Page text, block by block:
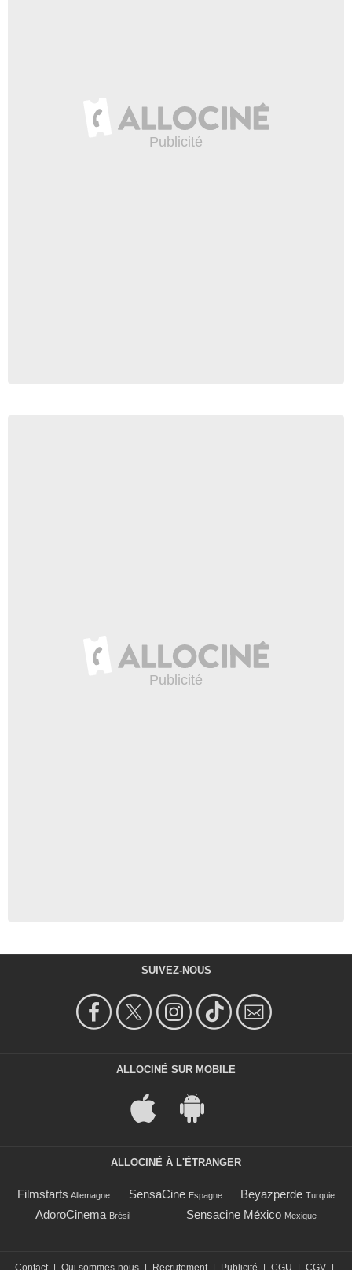
SUIVEZ-NOUS
ALLOCINÉ SUR MOBILE
ALLOCINÉ À L'ÉTRANGER
Filmstarts Allemagne SensaCine Espagne Beyazperde Turquie
AdoroCinema Brésil Sensacine México Mexique